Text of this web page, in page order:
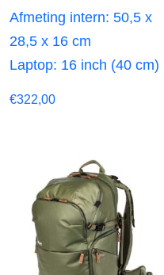
Afmeting intern: 50,5 x
28,5 x 16 cm
Laptop: 16 inch (40 cm)
€322,00